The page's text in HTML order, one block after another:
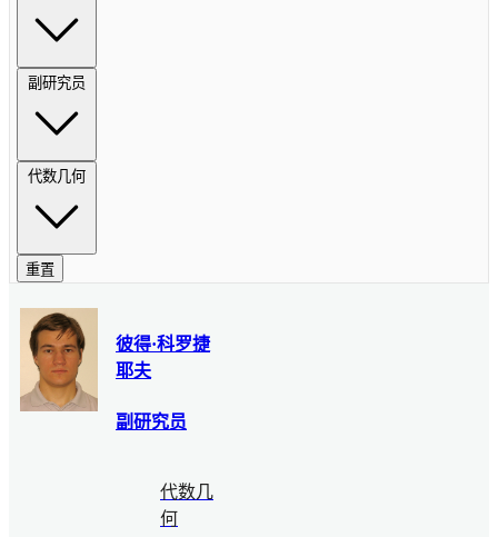
副研究员
代数几何
重置
彼得·科罗捷
耶夫
副研究员
代数几
何